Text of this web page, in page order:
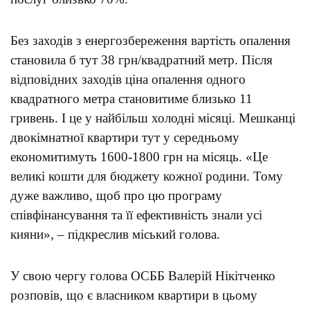
Без заходів з енергозбереження вартість опалення
становила б тут 38 грн/квадратний метр. Після
відповідних заходів ціна опалення одного
квадратного метра становитиме близько 11
гривень. І це у найбільш холодні місяці. Мешканці
двокімнатної квартири тут у середньому
економитимуть 1600-1800 грн на місяць. «Це
великі кошти для бюджету кожної родини. Тому
дуже важливо, щоб про цю програму
співфінансування та її ефективність знали усі
кияни», – підкреслив міський голова.
У свою чергу голова ОСББ Валерій Нікітченко
розповів, що є власником квартири в цьому